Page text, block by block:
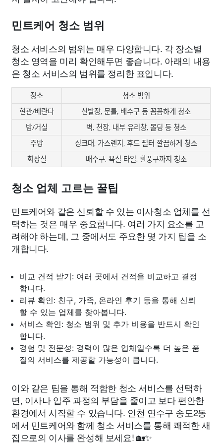
민트케어 청소 범위
청소 서비스의 범위는 매우 다양합니다. 각 장소별
청소 영역을 미리 확인해두면 좋습니다. 아래의 내용
은 청소 서비스의 범위를 정리한 표입니다.
장소
청소 범위
현관/베란다
신발장, 문틀, 배수구 등 꼼꼼하게 청소
방/거실
벽, 천장, 내부 유리창, 몰딩 등 청소
주방
싱크대, 가스렌지, 후드 필터 깔끔하게 청소
화장실
배수구, 욕실 타일, 환풍구까지 청소
청소 업체 고르는 꿀팁
민트케어와 같은 신뢰할 수 있는 이사청소 업체를 선
택하는 것은 매우 중요합니다. 여러 가지 요소를 고
려해야 하는데, 그 중에서도 주요한 몇 가지 팁을 소
개합니다.
비교 견적 받기: 여러 곳에서 견적을 비교하고 결정
합니다.
리뷰 확인: 친구, 가족, 온라인 후기 등을 통해 신뢰
할 수 있는 업체를 찾아봅니다.
서비스 확인: 청소 범위 및 추가 비용을 반드시 확인
합니다.
경험 및 전문성: 경력이 많은 업체일수록 더 높은 품
질의 서비스를 제공할 가능성이 큽니다.
이와 같은 팁을 통해 적합한 청소 서비스를 선택하
면, 이사나 입주 과정의 부담을 줄이고 보다 편안한
환경에서 시작할 수 있습니다. 인천 연수구 송도2동
에서 민트케어와 함께 청소 서비스를 통해 쾌적한 새
집으로의 이사를 완성해 보세요! 🏡✨